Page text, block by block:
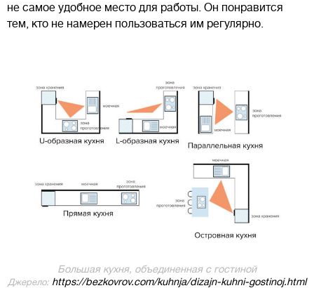
не самое удобное место для работы. Он понравится
тем, кто не намерен пользоваться им регулярно.
Большая кухня, объединенная с гостиной
Джерело: https://bezkovrov.com/kuhnja/dizajn-kuhni-gostinoj.html